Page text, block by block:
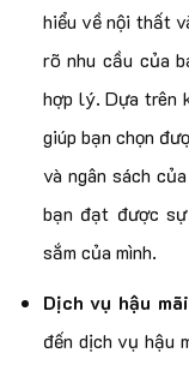
hiểu về nội thất
rõ nhu cầu của
hợp lý. Dựa trên
giúp bạn chọn
và ngân sách
bạn đạt được
sắm của mình.
Dịch vụ hậu
đến dịch vụ hậu